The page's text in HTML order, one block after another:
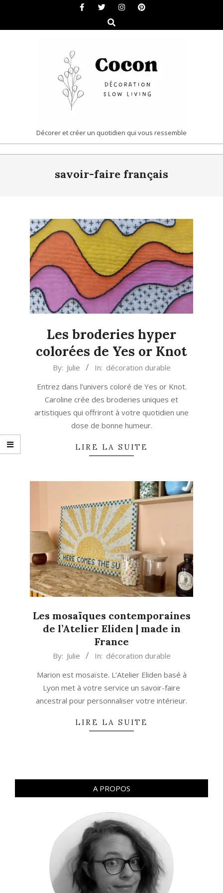
content
Search
COCON
|
DÉCORATION
LIVING
Décorer et créer un quotidien qui vous ressemble
savoir-faire français
Les broderies hyper
colorées de Yes or Knot
26
By: Julie In: décoration durable
Entrez dans l’univers coloré de Yes or Knot.
Caroline crée des broderies uniques et
artistiques qui offriront à votre quotidien une
dose de bonne humeur.
LIRE LA SUITE
Les mosaïques contemporaines
de l’Atelier Eliden | made in
France
05
By: Julie In: décoration durable
Marion est mosaïste. L’Atelier Eliden basé à
Lyon met à votre service un savoir-faire
ancestral pour personnaliser votre intérieur.
LIRE LA SUITE
A PROPOS